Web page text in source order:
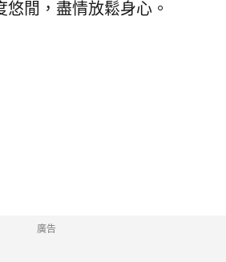
悠閒，盡情放鬆身心。
廣告